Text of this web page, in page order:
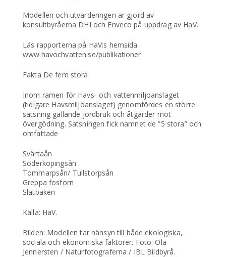
Modellen och utvärderingen är gjord av
konsultbyråerna DHI och Enveco på uppdrag av HaV.
Läs rapporterna på HaV:s hemsida:
www.havochvatten.se/publikationer
Fakta De fem stora
Inom ramen för Havs- och vattenmiljöanslaget
(tidigare Havsmiljöanslaget) genomfördes en större
satsning gällande jordbruk och åtgärder mot
övergödning. Satsningen fick namnet de ”5 stora” och
omfattade
Svärtaån
Söderköpingsån
Tommarpsån/ Tullstorpsån
Greppa fosforn
Slätbaken
Källa: HaV.
Bilden: Modellen tar hänsyn till både ekologiska,
sociala och ekonomiska faktorer. Foto: Ola
Jennersten / Naturfotograferna / IBL Bildbyrå.